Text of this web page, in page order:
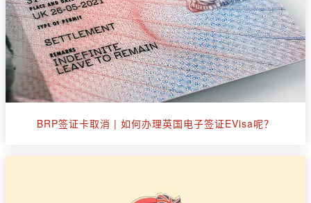
BRP签证卡取消 | 如何办理英国电子签证EVisa呢？